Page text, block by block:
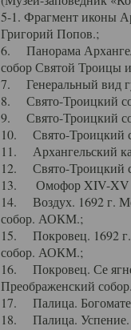
5-1. Фрагмент иконы
Григорий Попов.;
6. Панорама
собор Святой Троицы
7. Генеральный вид
8. Свято-Троицкий
9. Свято-Троицкий
10. Свято-Троицкий
11. Архангельский
12. Свято-Троицкий
13. Омофор XIV-XV
14. Воздух. 1692 г.
собор. АОКМ.;
15. Покровец. 1692 г.
собор. АОКМ.;
16. Покровец. Се
Преображенский
17. Палица.
18. Палица. Успение.